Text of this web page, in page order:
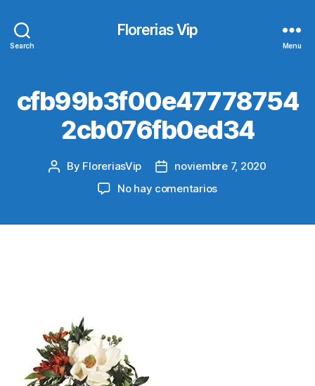
Search
Florerias Vip
Menu
cfb99b3f00e47778754
2cb076fb0ed34
Post
By FloreriasVip
Postnoviembre 7, 2020
No hay comentariosen